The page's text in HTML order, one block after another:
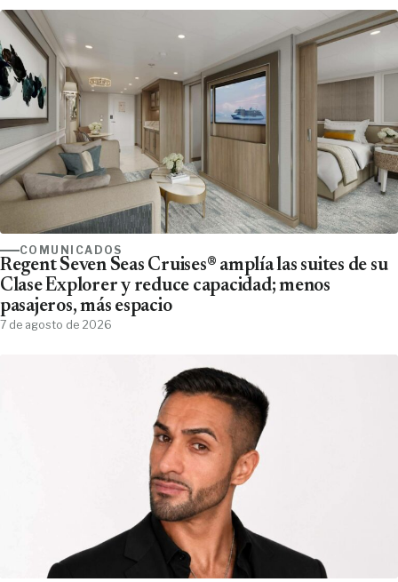
COMUNICADOS
Regent Seven Seas Cruises® amplía las suites de su
Clase Explorer y reduce capacidad; menos
pasajeros, más espacio
7 de agosto de 2026